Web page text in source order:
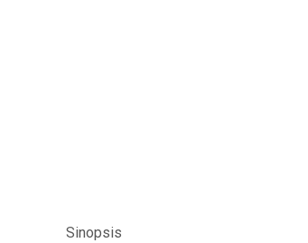
Sinopsis